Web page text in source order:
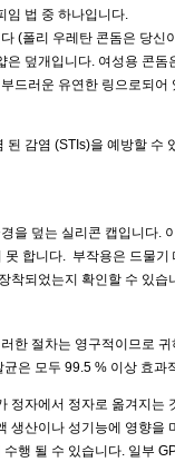
임 법 중 하나입니다.
(폴리 우레탄 콘돔은 당
덮개입니다. 여성용 콘
드러운 유연한 링으로되
감염 (STIs)을 예방할
을 덮는 실리콘 캡입니다
합니다. 부작용은 드물
착되었는지 확인할 수 있습
한 절차는 영구적이므로
은 모두 99.5 % 이상 효과
정자에서 정자로 옮겨지
생산이나 성기능에 영향
행 될 수 있습니다. 일부